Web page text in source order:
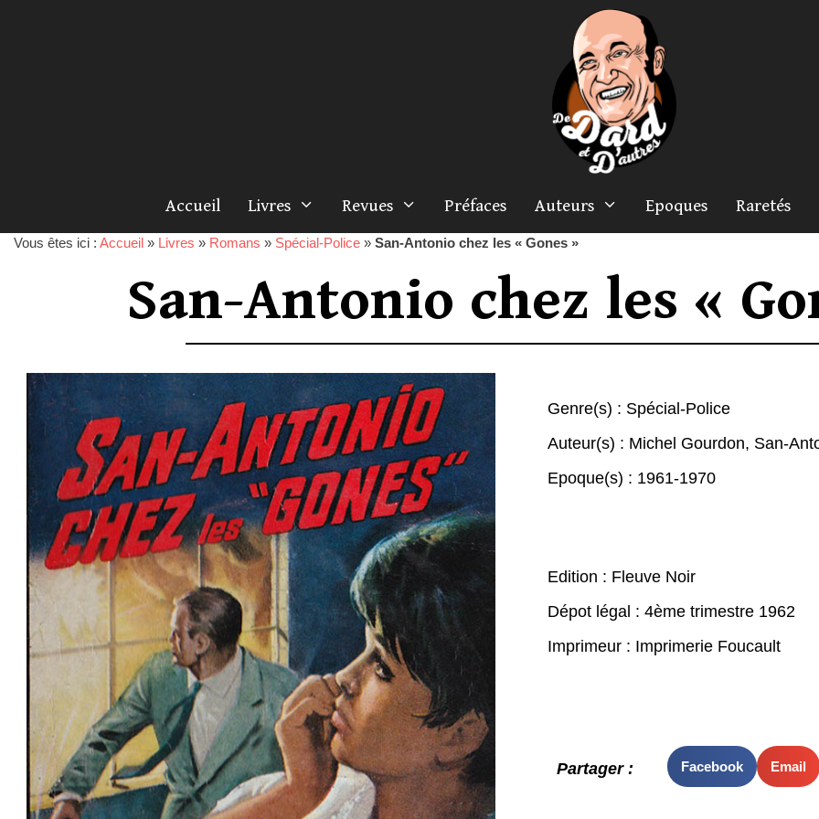
Accueil Livres Revues Préfaces Auteurs Epoques Raretés
Vous êtes ici : Accueil » Livres » Romans » Spécial-Police » San-Antonio chez les « Gones »
San-Antonio chez les «
Genre(s) : Spécial-Police
Auteur(s) : Michel Gourdon, San-
Epoque(s) : 1961-1970
Edition : Fleuve Noir
Dépot légal : 4ème trimestre 1962
Imprimeur : Imprimerie Foucault
Partager : Facebook Email